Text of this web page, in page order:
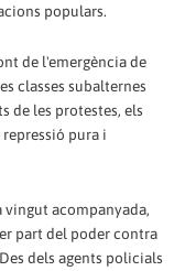
populars.
de l'emergència de
classes subalternes
de les protestes, els
pura i
vingut acompanyada,
part del poder contra
dels agents policials